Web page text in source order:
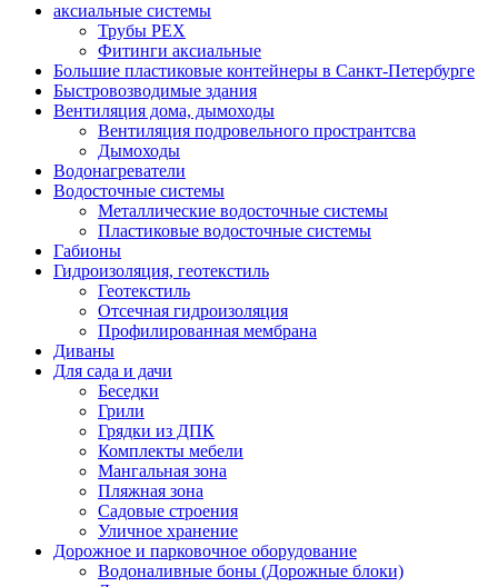
аксиальные системы
Трубы PEX
Фитинги аксиальные
Большие пластиковые контейнеры в Санкт-Петербурге
Быстровозводимые здания
Вентиляция дома, дымоходы
Вентиляция подровельного пространтсва
Дымоходы
Водонагреватели
Водосточные системы
Металлические водосточные системы
Пластиковые водосточные системы
Габионы
Гидроизоляция, геотекстиль
Геотекстиль
Отсечная гидроизоляция
Профилированная мембрана
Диваны
Для сада и дачи
Беседки
Грили
Грядки из ДПК
Комплекты мебели
Мангальная зона
Пляжная зона
Садовые строения
Уличное хранение
Дорожное и парковочное оборудование
Водоналивные боны (Дорожные блоки)